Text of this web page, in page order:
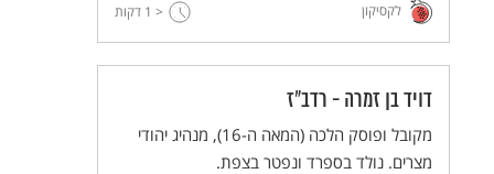
הייתה לנציגת העם היהודי באימפריה העות'מאנית
וליהודייה העשירה בעולם (בזמן ההוא).
לקסיקון < 1 דקות
דויד בן זמרה - רדב"ז
מקובל ופוסק הלכה (המאה ה-16), מנהיג יהודי
מצרים. נולד בספרד ונפטר בצפת.